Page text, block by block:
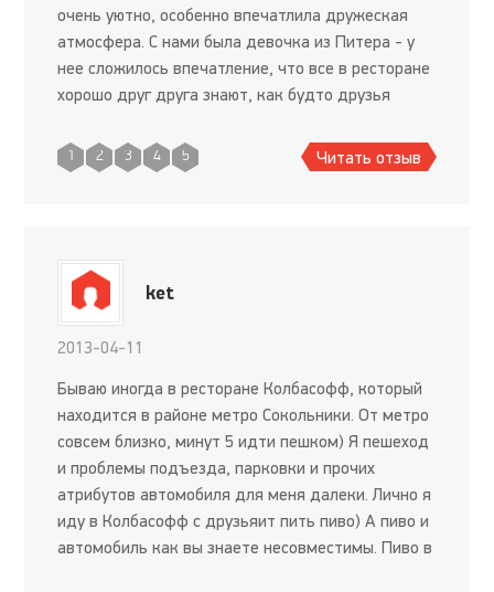
очень уютно, особенно впечатлила дружеская
атмосфера. С нами была девочка из Питера - у
нее сложилось впечатление, что все в ресторане
хорошо друг друга знают, как будто друзья
была живая музыка,
1 2 3 4 5 Читать отзыв
ket
2013-04-11
Бываю иногда в ресторане Колбасофф, который
находится в районе метро Сокольники. От метро
совсем близко, минут 5 идти пешком) Я пешеход
и проблемы подъезда, парковки и прочих
атрибутов автомобиля для меня далеки. Лично я
иду в Колбасофф с друзьяит пить пиво) А пиво и
автомобиль как вы знаете несовместимы. Пиво в